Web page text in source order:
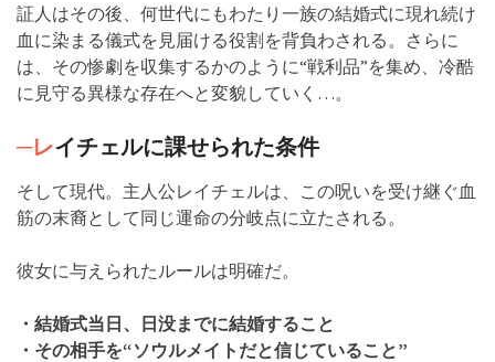
証人はその後、何世代にもわたり一族の結婚式に現れ続け
血に染まる儀式を見届ける役割を背負わされる。さらに
は、その惨劇を収集するかのように“戦利品”を集め、冷酷
に見守る異様な存在へと変貌していく…。
─レイチェルに課せられた条件
そして現代。主人公レイチェルは、この呪いを受け継ぐ血
筋の末裔として同じ運命の分岐点に立たされる。
彼女に与えられたルールは明確だ。
・結婚式当日、日没までに結婚すること
・その相手を“ソウルメイトだと信じていること”